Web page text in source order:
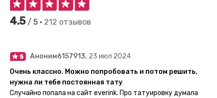
4.5 / 5 • 212 отзывов
Аноним6157913, 23 июл 2024
Очень классно. Можно попробовать и потом решить,
нужна ли тебе постоянная тату
Случайно попала на сайт everink. Про татуировку думала